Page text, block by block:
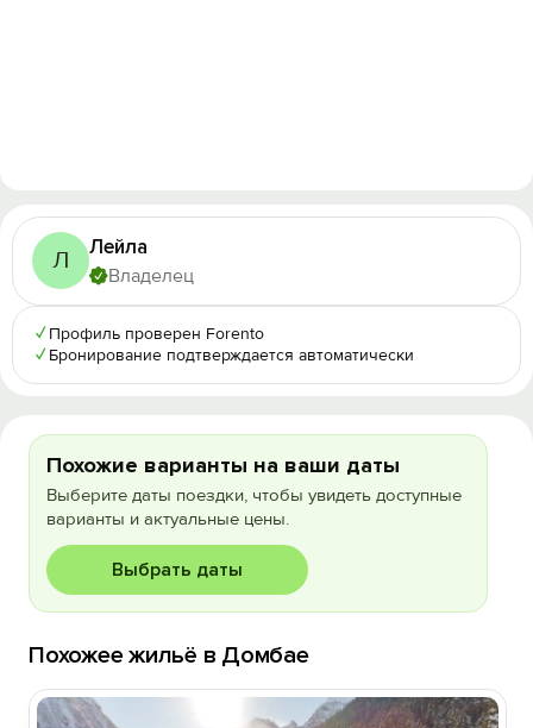
Л Лейла
Владелец
✓ Профиль проверен Forento
✓ Бронирование подтверждается автоматически
Похожие варианты на ваши даты
Выберите даты поездки, чтобы увидеть доступные
варианты и актуальные цены.
Выбрать даты
Похожее жильё в Домбае